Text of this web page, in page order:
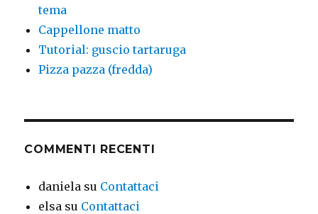
tema
Cappellone matto
Tutorial: guscio tartaruga
Pizza pazza (fredda)
COMMENTI RECENTI
daniela su Contattaci
elsa su Contattaci